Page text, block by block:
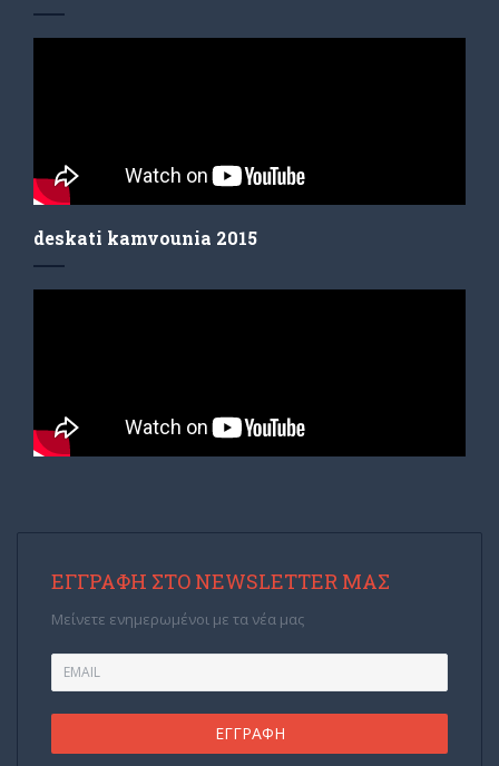
deskati kamvounia 2015
ΕΓΓΡΑΦΉ ΣΤΟ NEWSLETTER ΜΑΣ
Μείνετε ενημερωμένοι με τα νέα μας